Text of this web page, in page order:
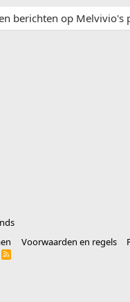
berichten op Melvivio's
Voorwaarden en regels
R